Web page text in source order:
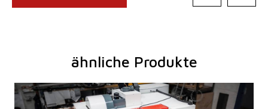
ähnliche Produkte
Baujahr:
2025
Kontrollsystem